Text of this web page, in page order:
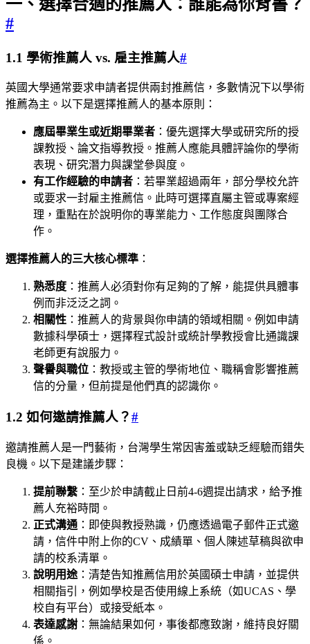
一、選擇合適的推薦人：誰能為你背書？
#
1.1 學術推薦人 vs. 雇主推薦人#
英國大學通常要求申請者提供兩封推薦信，多數情況下以學術
推薦為主。以下是選擇推薦人的基本原則：
應屆畢業生或近期畢業者 ：優先選擇大學或研究所的授
課教授、論文指導教授。推薦人應能具體評論你的學術
表現、研究潛力與課堂參與度。
有工作經驗的申請者 ：若畢業超過兩年，部分學校允許
或要求一封雇主推薦信。此時可選擇直屬主管或專案經
理，重點在於說明你的專業能力、工作態度與團隊合
作。
選擇推薦人的三大核心標準 ：
熟悉度 ：推薦人必須對你有足夠的了解，能提供具體事
例而非泛泛之詞。
相關性 ：推薦人的背景與你申請的領域相關。例如申請
數據科學碩士，選擇程式設計或統計學教授會比通識課
老師更有說服力。
聲譽與職位 ：教授或主管的學術地位、職稱會影響推薦
信的分量，但前提是他們真的認識你。
1.2 如何邀請推薦人？#
邀請推薦人是一門藝術，台灣學生常因害羞或缺乏經驗而錯失
良機。以下是建議步驟：
提前聯繫 ：至少於申請截止日前4-6週提出請求，給予推
薦人充裕時間。
正式溝通 ：即使與教授熟識，仍應透過電子郵件正式邀
請，信件中附上你的CV、成績單、個人陳述草稿與欲申
請的校系清單。
說明用途 ：清楚告知推薦信用於英國碩士申請，並提供
相關指引，例如學校是否使用線上系統（如UCAS、學
校自有平台）或接受紙本。
表達感謝 ：無論結果如何，事後都應致謝，維持良好關
係。